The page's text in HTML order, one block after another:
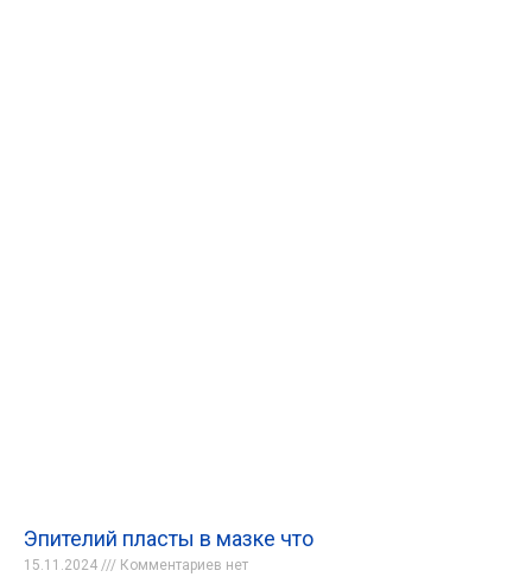
Эпителий пласты в мазке что
15.11.2024 Комментариев нет